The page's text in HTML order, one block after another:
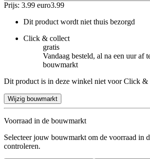
Prijs: 3.99 euro3.99
Dit product wordt niet thuis bezorgd
Click & collect
gratis
Vandaag besteld, al na een uur af
bouwmarkt
Dit product is in deze winkel niet voor Click &
Wijzig bouwmarkt
Voorraad in de bouwmarkt
Selecteer jouw bouwmarkt om de voorraad in
controleren.